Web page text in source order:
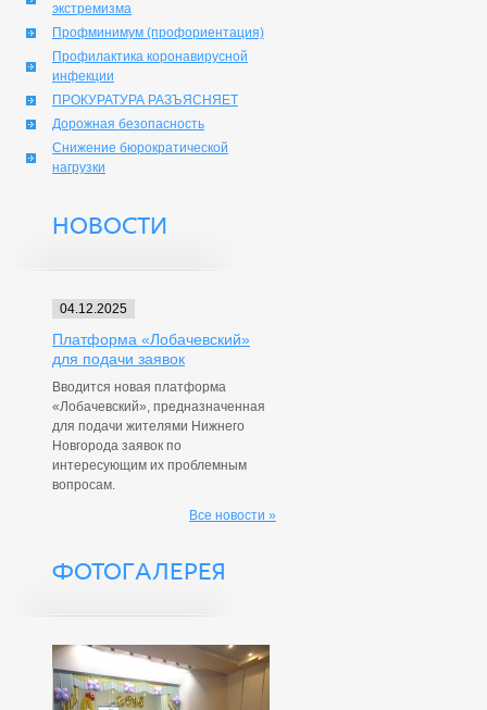
экстремизма
Профминимум (профориентация)
Профилактика коронавирусной
инфекции
ПРОКУРАТУРА РАЗЪЯСНЯЕТ
Дорожная безопасность
Снижение бюрократической
нагрузки
НОВОСТИ
04.12.2025
Платформа «Лобачевский»
для подачи заявок
Вводится новая платформа
«Лобачевский», предназначенная
для подачи жителями Нижнего
Новгорода заявок по
интересующим их проблемным
вопросам.
Все новости »
ФОТОГАЛЕРЕЯ